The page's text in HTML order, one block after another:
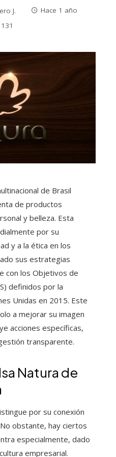
J.
Hace 1 año
131
de Brasil
de productos
y belleza. Esta
por su
y a la ética en los
sus estrategias
con los Objetivos de
definidos por la
Unidas en 2015. Este
a mejorar su imagen
acciones específicas,
transparente.
Natura de
por su conexión
obstante, hay ciertos
especialmente, dado
empresarial.